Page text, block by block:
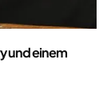
und einem